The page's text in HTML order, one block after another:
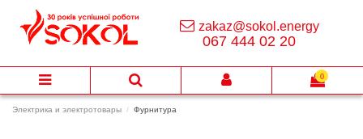
Электрика и электротовары Фурнитура
zakaz@sokol.energy
067 444 02 20
0